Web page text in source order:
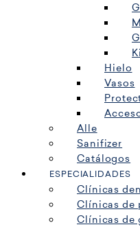
Hielo
Vasos
Alle
Sanifizer
Catálogos
ESPECIALIDADES
Clínicas
Clínicas de
Clínicas de